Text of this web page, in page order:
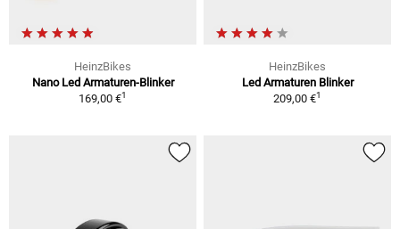
HeinzBikes
Nano Led Armaturen-Blinker
169,00 €1
HeinzBikes
Led Armaturen Blinker
209,00 €1